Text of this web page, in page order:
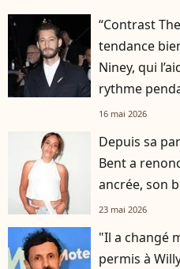
“Contrast
tendance
Niney, qui
rythme
16 mai 2026
Depuis sa
Bent a
ancrée, son
23 mai 2026
"Il a changé
permis à